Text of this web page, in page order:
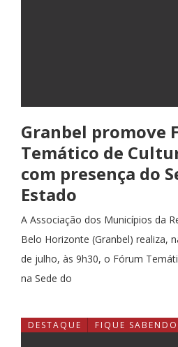
Granbel promove
Temático de
com presença do
Estado
A Associação dos Municípios da
Belo Horizonte (Granbel) realiza,
de julho, às 9h30, o Fórum
na Sede do
DESTAQUE FIQUE SABENDO